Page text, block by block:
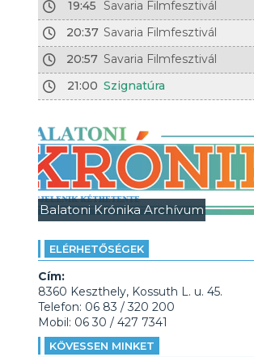
19:45
Savaria Filmfesztivál
20:37 Savaria Filmfesztivál
20:57 Savaria Filmfesztivál
21:00 Szignatúra
Balatoni Krónika Archívum
ELÉRHETŐSÉGEK
Cím:
8360 Keszthely, Kossuth L. u. 45.
Telefon: 06 83 / 320 200
Mobil: 06 30 / 427 7341
KÖVESSEN MINKET